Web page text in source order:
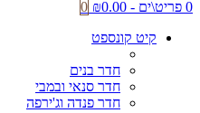
0 פריט\ים - ₪0.00
0
קיט קונספט
חדר בנים
חדר סנאי ובמבי
חדר פנדה וג'ירפה